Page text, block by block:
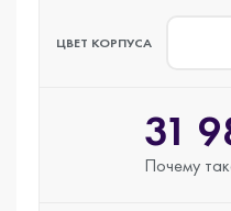
ЦВЕТ КОРПУСА
31
Почему